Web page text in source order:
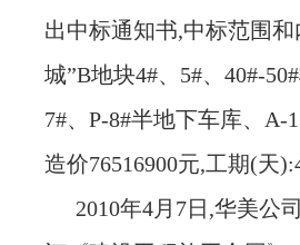
出中标通知书,中标范围
城”B地块4#、5#、40#-
7#、P-8#半地下车库、A-
造价76516900元,工期(天
2010年4月7日,华美公